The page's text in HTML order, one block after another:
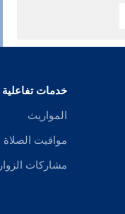
خدمات تفاعلية
المواريث
مواقيت الصلاة
مشاركات الزوار